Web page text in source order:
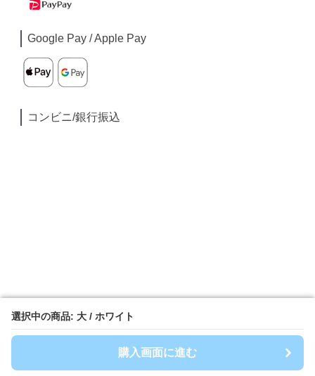
選択中の商品: 大 / ホワイト
購入画面に進む
選択中の商品: 大 / ホワイト
購入画面に進む
Google Pay / Apple Pay
コンビニ/銀行振込